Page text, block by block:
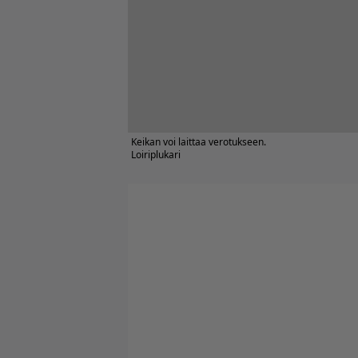
Keikan voi laittaa verotukseen.
Loiriplukari